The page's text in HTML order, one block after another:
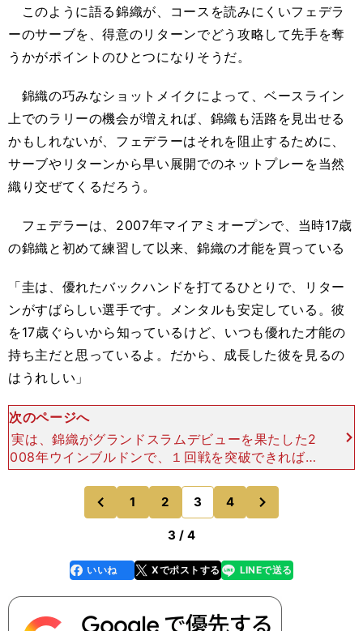
このように語る錦織が、コースを読みにくいフェデラ
ーのサーブを、得意のリターンでどう攻略して先手を奪
うかがポイントのひとつになりそうだ。
錦織の巧みなショットメイクによって、ベースライン
上でのラリーの機会が増えれば、錦織も活路を見出せる
かもしれないが、フェデラーはそれを阻止するために、
サーブやリターンから早い展開でのネットプレーを当然
織り交ぜてくるだろう。
フェデラーは、2007年マイアミオープンで、当時17歳
の錦織と初めて練習して以来、錦織の才能を買っている
「圭は、優れたバックハンドを打てるひとりで、リター
ンがすばらしい選手です。メンタルも安定している。彼
を17歳ぐらいから知っているけど、いつも優れた才能の
持ち主だと思っているよ。だから、成長した彼を見るの
はうれしい」
次のページへ
実は、錦織がグランドスラムデビューを果たした2
008年ウインブルドンで、１回戦を突破できれば、
２回戦でフェデラーと当たるはずだったが、あの時
は錦織が１回戦で途中棄権をしてしまったため実現
しなかった。
前
のページへ
1 2 3 4
のページへ
3 / 4
faceboo
k
いいね Xでポストする
line LINEで送る